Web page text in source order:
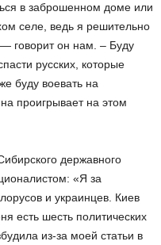
в заброшенном доме или
селе, ведь я решительно
говорит он нам. – Буду
русских, которые
буду воевать на
проигрывает на этом
державного
«Я за
и украинцев. Киев
есть шесть политических
из-за моей статьи в